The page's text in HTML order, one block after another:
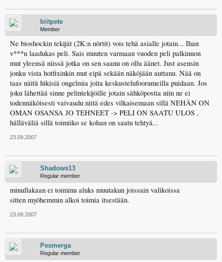
biitpete
Member
Ne bioshockin tekijät (2K:n nörtit) vois tehä asialle jotain... Ihan
v***n laadukas peli. Sais muuten varmaan vuoden peli palkinnon
mut yleensä niissä jotka on sen saanu on ollu äänet. Just asensin
jonku vista hotfixinkin mut eipä sekään näköjään auttanu. Nää on
taas näitä hikisiä ongelmia joita keskustelufoorumeilla puidaan. Jos
joku lähettää sinne pelintekijöille jotain sähköpostia niin ne ei
todennäköisesti vaivaudu niitä edes vilkaisemaan sillä NEHÄN ON
OMAN OSANSA JO TEHNEET -> PELI ON SAATU ULOS ,
hälläväliä sillä toimiiko se kohan on saatu tehtyä...
23.09.2007
Shadows13
Regular member
minullakaan ei toiminu aluks muutakun joissain valikoissa
sitten myöhemmin alkoi toimia itsestään.
23.09.2007
Pesmerga
Regular member